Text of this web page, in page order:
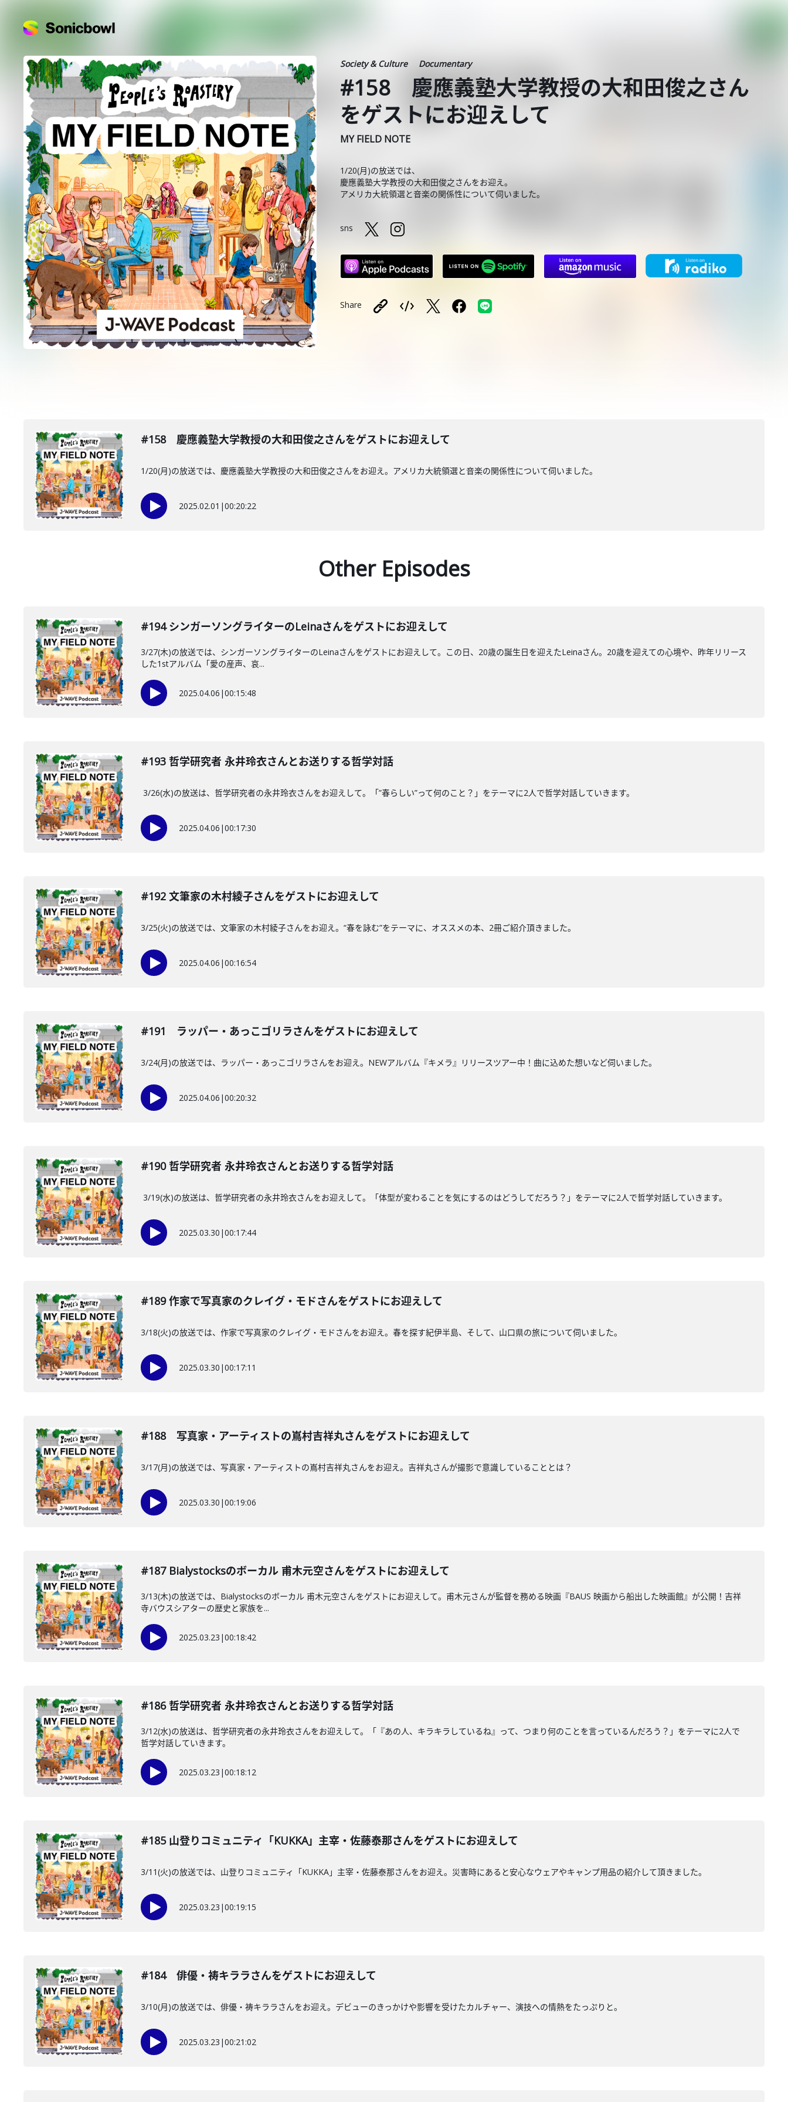
Society & Culture Documentary
#158 慶應義塾大学教授の大和田俊之さん
をゲストにお迎えして
MY FIELD NOTE
1/20(月)の放送では、
慶應義塾大学教授の大和田俊之さんをお迎え。
アメリカ大統領選と音楽の関係性について伺いました。
sns
Share
#158 慶應義塾大学教授の大和田俊之さんをゲストにお迎えして
1/20(月)の放送では、慶應義塾大学教授の大和田俊之さんをお迎え。アメリカ大統領選と音楽の関係性について伺いました。
2025.02.01 |00:20:22
Other Episodes
#194 シンガーソングライターのLeinaさんをゲストにお迎えして
3/27(木)の放送では、シンガーソングライターのLeinaさんをゲストにお迎えして。この日、20歳の誕生日を迎えたLeinaさん。20歳を迎えての心境や、昨年リリース
した1stアルバム「愛の産声、哀...
2025.04.06 |00:15:48
#193 哲学研究者 永井玲衣さんとお送りする哲学対話
3/26(水)の放送は、哲学研究者の永井玲衣さんをお迎えして。「”春らしい”って何のこと？」をテーマに2人で哲学対話していきます。
2025.04.06 |00:17:30
#192 文筆家の木村綾子さんをゲストにお迎えして
3/25(火)の放送では、文筆家の木村綾子さんをお迎え。“春を詠む”をテーマに、オススメの本、2冊ご紹介頂きました。
2025.04.06 |00:16:54
#191 ラッパー・あっこゴリラさんをゲストにお迎えして
3/24(月)の放送では、ラッパー・あっこゴリラさんをお迎え。NEWアルバム『キメラ』リリースツアー中！曲に込めた想いなど伺いました。
2025.04.06 |00:20:32
#190 哲学研究者 永井玲衣さんとお送りする哲学対話
3/19(水)の放送は、哲学研究者の永井玲衣さんをお迎えして。「体型が変わることを気にするのはどうしてだろう？」をテーマに2人で哲学対話していきます。
2025.03.30 |00:17:44
#189 作家で写真家のクレイグ・モドさんをゲストにお迎えして
3/18(火)の放送では、作家で写真家のクレイグ・モドさんをお迎え。春を探す紀伊半島、そして、山口県の旅について伺いました。
2025.03.30 |00:17:11
#188 写真家・アーティストの嶌村吉祥丸さんをゲストにお迎えして
3/17(月)の放送では、写真家・アーティストの嶌村吉祥丸さんをお迎え。吉祥丸さんが撮影で意識していることとは？
2025.03.30 |00:19:06
#187 Bialystocksのボーカル 甫木元空さんをゲストにお迎えして
3/13(木)の放送では、Bialystocksのボーカル 甫木元空さんをゲストにお迎えして。甫木元さんが監督を務める映画『BAUS 映画から船出した映画館』が公開！吉祥
寺バウスシアターの歴史と家族を...
2025.03.23 |00:18:42
#186 哲学研究者 永井玲衣さんとお送りする哲学対話
3/12(水)の放送は、哲学研究者の永井玲衣さんをお迎えして。「『あの人、キラキラしているね』って、つまり何のことを言っているんだろう？」をテーマに2人で
哲学対話していきます。
2025.03.23 |00:18:12
#185 山登りコミュニティ「KUKKA」主宰・佐藤泰那さんをゲストにお迎えして
3/11(火)の放送では、山登りコミュニティ「KUKKA」主宰・佐藤泰那さんをお迎え。災害時にあると安心なウェアやキャンプ用品の紹介して頂きました。
2025.03.23 |00:19:15
#184 俳優・祷キララさんをゲストにお迎えして
3/10(月)の放送では、俳優・祷キララさんをお迎え。デビューのきっかけや影響を受けたカルチャー、演技への情熱をたっぷりと。
2025.03.23 |00:21:02